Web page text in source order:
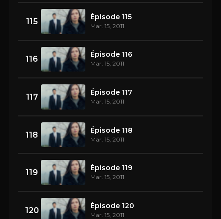
115 Épisode 115
Mar. 15, 2011
116 Épisode 116
Mar. 15, 2011
117 Épisode 117
Mar. 15, 2011
118 Épisode 118
Mar. 15, 2011
119 Épisode 119
Mar. 15, 2011
120 Épisode 120
Mar. 15, 2011